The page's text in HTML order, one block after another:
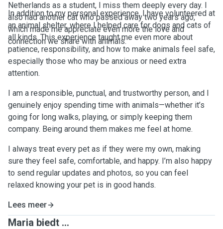
Netherlands as a student, I miss them deeply every day. I
also had another cat who passed away two years ago,
which made me appreciate even more the love and
connection we share with animals.
In addition to my personal experience, I have volunteered at
an animal shelter, where I helped care for dogs and cats of
all kinds. This experience taught me even more about
patience, responsibility, and how to make animals feel safe,
especially those who may be anxious or need extra
attention.
I am a responsible, punctual, and trustworthy person, and I
genuinely enjoy spending time with animals—whether it’s
going for long walks, playing, or simply keeping them
company. Being around them makes me feel at home.
I always treat every pet as if they were my own, making
sure they feel safe, comfortable, and happy. I’m also happy
to send regular updates and photos, so you can feel
relaxed knowing your pet is in good hands.
Lees meer
Maria biedt ...